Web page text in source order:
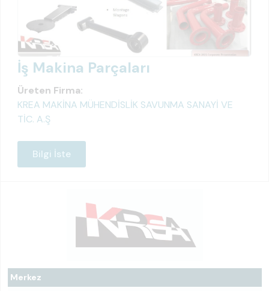
Merkez
İş Makina Parçaları
Üreten Firma:
KREA MAKİNA MÜHENDİSLİK SAVUNMA SANAYİ VE
TİC. A.Ş
Bilgi İste